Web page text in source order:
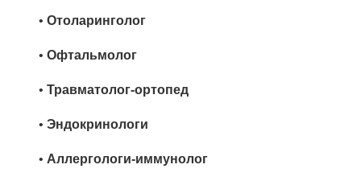
• Отоларинголог
• Офтальмолог
• Травматолог‑ортопед
• Эндокринологи
• Аллергологи‑иммунолог